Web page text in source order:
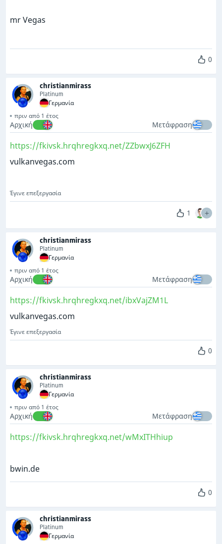
mr Vegas
0
christianmirass
Platinum
Γερμανία
πριν από 1 έτος
Αρχική Μετάφραση
https://fkivsk.hrqhregkxq.net/ZZbwxJ6ZFH
vulkanvegas.com
Έγινε επεξεργασία
1
christianmirass
Platinum
Γερμανία
πριν από 1 έτος
Αρχική Μετάφραση
https://fkivsk.hrqhregkxq.net/ibxVajZM1L
vulkanvegas.com
Έγινε επεξεργασία
0
christianmirass
Platinum
Γερμανία
πριν από 1 έτος
Αρχική Μετάφραση
https://fkivsk.hrqhregkxq.net/wMxITHhiup
bwin.de
0
christianmirass
Platinum
Γερμανία